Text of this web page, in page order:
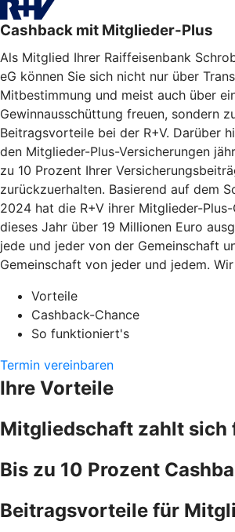
Cashback mit Mitglieder-Plus
Als Mitglied Ihrer Raiffeisenbank
eG können Sie sich nicht nur über
Mitbestimmung und meist auch über
Gewinnausschüttung freuen, sondern
Beitragsvorteile bei der R+V. Darüber
den Mitglieder-Plus-Versicherungen
zu 10 Prozent Ihrer
zurückzuerhalten. Basierend auf dem
2024 hat die R+V ihrer Mitglieder-
dieses Jahr über 19 Millionen Euro
jede und jeder von der Gemeinschaft
Gemeinschaft von jeder und jedem.
Vorteile
Cashback-Chance
So funktioniert's
Termin vereinbaren
Ihre Vorteile
Mitgliedschaft zahlt sich
Bis zu 10 Prozent
Beitragsvorteile für